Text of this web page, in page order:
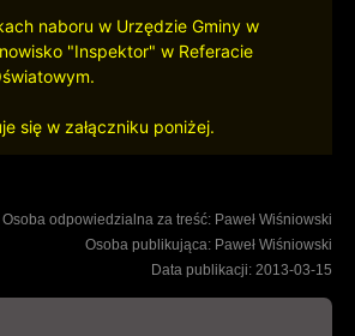
naboru w Urzędzie Gminy w
"Inspektor" w Referacie
się w załączniku poniżej.
Osoba odpowiedzialna za treść: Paweł Wiśniowski
Osoba publikująca: Paweł Wiśniowski
Data publikacji: 2013-03-15